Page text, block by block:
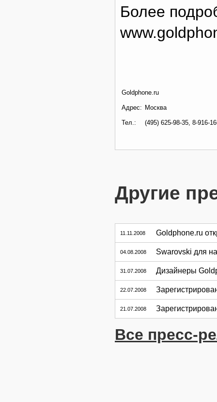
Более
Goldphone.ru
Адрес: Москва
Тел.: (495) 625-98-35, 8-916-
Другие
11.11.2008 Goldphone.ru
04.08.2008 Swarovski для
31.07.2008 Дизайнеры
22.07.2008
21.07.2008
Все пресс-